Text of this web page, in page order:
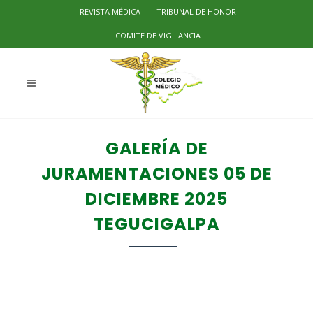
REVISTA MÉDICA TRIBUNAL DE HONOR
COMITE DE VIGILANCIA
GALERÍA DE
JURAMENTACIONES 05 DE
DICIEMBRE 2025
TEGUCIGALPA